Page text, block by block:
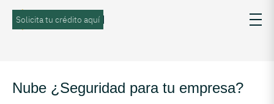
Solicita tu crédito aquí
Nube ¿Seguridad para tu empresa?